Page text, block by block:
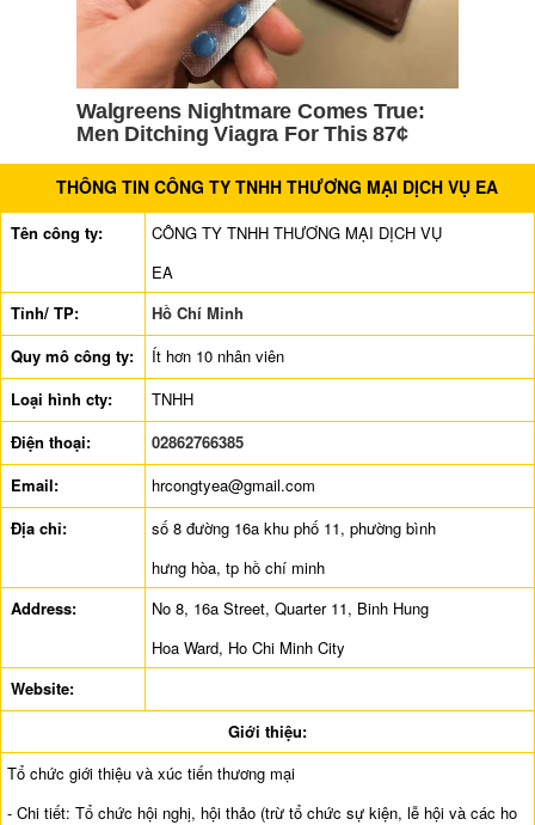
THÔNG TIN CÔNG TY TNHH THƯƠNG MẠI DỊCH VỤ EA
Tên công ty:
CÔNG TY TNHH THƯƠNG MẠI DỊCH VỤ
EA
Tỉnh/ TP:
Hồ Chí Minh
Quy mô công ty:
Ít hơn 10 nhân viên
Loại hình cty:
TNHH
Điện thoại:
02862766385
Email:
hrcongtyea@gmail.com
Địa chỉ:
số 8 đường 16a khu phố 11, phường bình
hưng hòa, tp hồ chí minh
Address:
No 8, 16a Street, Quarter 11, Binh Hung
Hoa Ward, Ho Chi Minh City
Website:
Giới thiệu:
Tổ chức giới thiệu và xúc tiến thương mại
- Chi tiết: Tổ chức hội nghị, hội thảo (trừ tổ chức sự kiện, lễ hội và các ho